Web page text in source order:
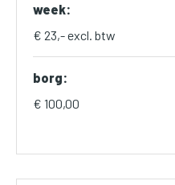
week:
€ 23,- excl. btw
borg:
€ 100,00